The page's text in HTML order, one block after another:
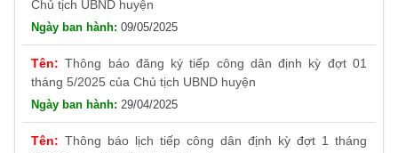
09/05/2025
Thông báo đăng ký tiếp công dân định kỳ đợt 01
tháng 5/2025 của Chủ tịch UBND huyện
29/04/2025
Thông báo lịch tiếp công dân định kỳ đợt 1 tháng
4/2025 của Chủ tịch UBND huyện